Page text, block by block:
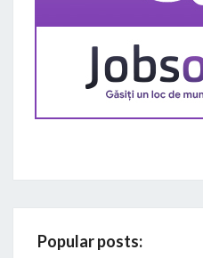
Popular posts: